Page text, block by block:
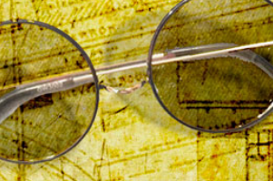
Historie van het
READ MORE